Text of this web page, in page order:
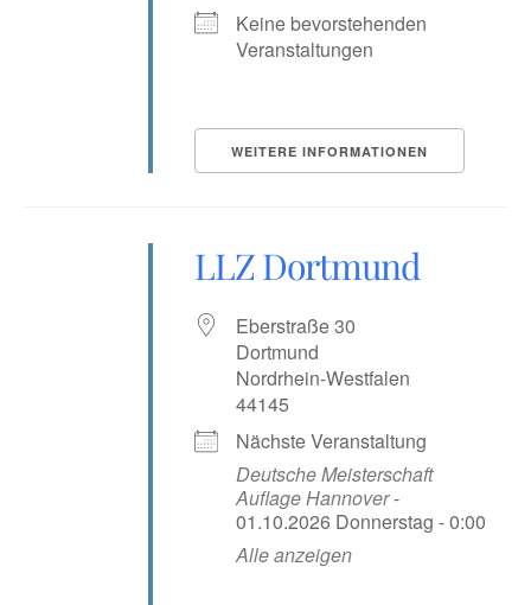
Keine bevorstehenden
Veranstaltungen
WEITERE INFORMATIONEN
LLZ Dortmund
Eberstraße 30
Dortmund
Nordrhein-Westfalen
44145
Nächste Veranstaltung
Deutsche Meisterschaft
Auflage Hannover-
01.10.2026 Donnerstag - 0:00
Alle anzeigen